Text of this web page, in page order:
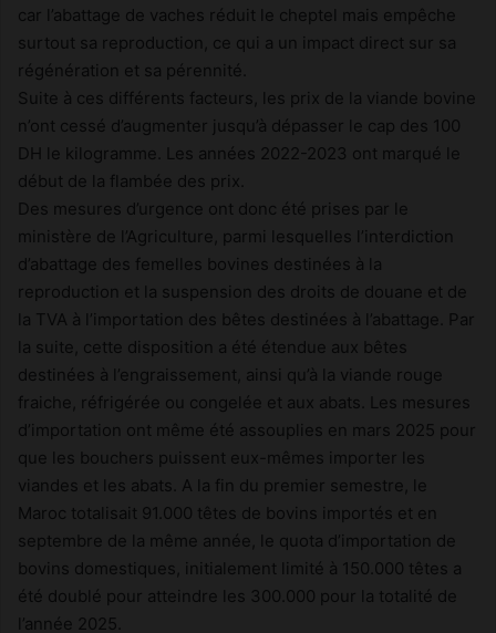
car l’abattage de vaches réduit le cheptel mais empêche
surtout sa reproduction, ce qui a un impact direct sur sa
régénération et sa pérennité.
Suite à ces différents facteurs, les prix de la viande bovine
n’ont cessé d’augmenter jusqu’à dépasser le cap des 100
DH le kilogramme. Les années 2022-2023 ont marqué le
début de la flambée des prix.
Des mesures d’urgence ont donc été prises par le
ministère de l’Agriculture, parmi lesquelles l’interdiction
d’abattage des femelles bovines destinées à la
reproduction et la suspension des droits de douane et de
la TVA à l’importation des bêtes destinées à l’abattage. Par
la suite, cette disposition a été étendue aux bêtes
destinées à l’engraissement, ainsi qu’à la viande rouge
fraiche, réfrigérée ou congelée et aux abats. Les mesures
d’importation ont même été assouplies en mars 2025 pour
que les bouchers puissent eux-mêmes importer les
viandes et les abats. A la fin du premier semestre, le
Maroc totalisait 91.000 têtes de bovins importés et en
septembre de la même année, le quota d’importation de
bovins domestiques, initialement limité à 150.000 têtes a
été doublé pour atteindre les 300.000 pour la totalité de
l’année 2025.